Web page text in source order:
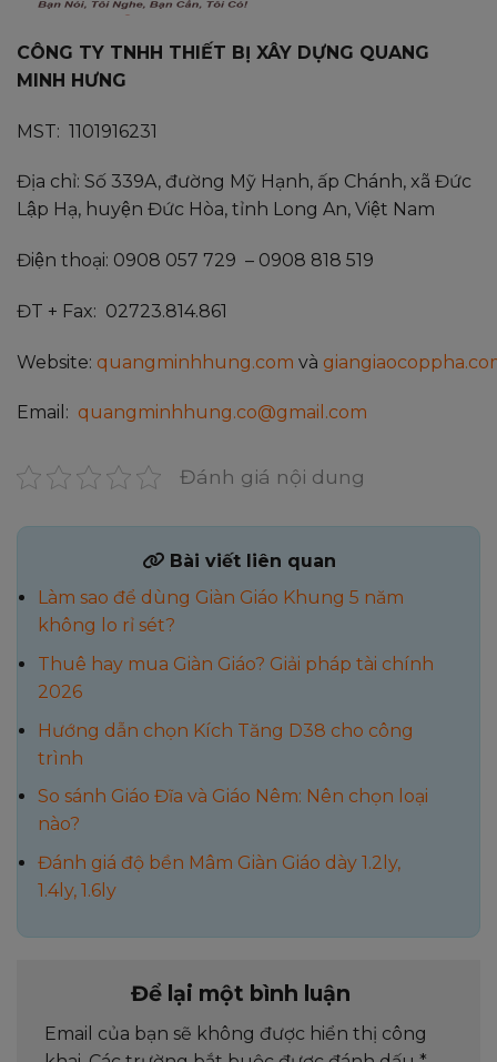
CÔNG TY TNHH THIẾT BỊ XÂY DỰNG QUANG
MINH HƯNG
MST: 1101916231
Địa chỉ: Số 339A, đường Mỹ Hạnh, ấp Chánh, xã Đức
Lập Hạ, huyện Đức Hòa, tỉnh Long An, Việt Nam
Điện thoại: 0908 057 729 – 0908 818 519
ĐT + Fax: 02723.814.861
Website: quangminhhung.com và
Email: quangminhhung.co@gmail.com
Đánh giá nội dung
Bài viết liên quan
Làm sao để dùng Giàn Giáo Khung 5 năm
không lo rỉ sét?
Thuê hay mua Giàn Giáo? Giải pháp tài chính
2026
Hướng dẫn chọn Kích Tăng D38 cho công
trình
So sánh Giáo Đĩa và Giáo Nêm: Nên chọn loại
nào?
Đánh giá độ bền Mâm Giàn Giáo dày 1.2ly,
1.4ly, 1.6ly
Để lại một bình luận
Email của bạn sẽ không được hiển thị công